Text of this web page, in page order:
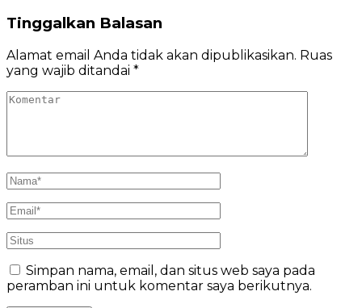
Tinggalkan Balasan
Alamat email Anda tidak akan dipublikasikan. Ruas
yang wajib ditandai *
Simpan nama, email, dan situs web saya pada
peramban ini untuk komentar saya berikutnya.